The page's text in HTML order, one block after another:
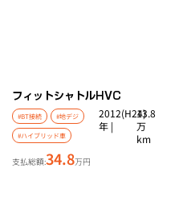
フィットシャトルHVC
#BT接続 #地デジ
#ハイブリッド車
2012(H24)
年 |
13.8
万
km
支払総額:34.8万円